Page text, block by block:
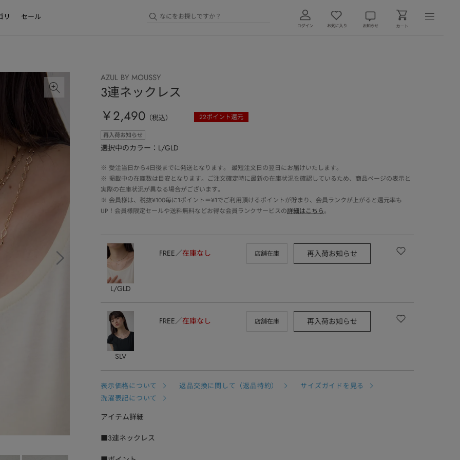
リ セール
AZUL BY MOUSSY
3連ネックレス
￥2,490 （税込） 22ポイント還元
再入荷お知らせ
選択中のカラー：L/GLD
※ 受注当日から4日後までに発送となります。 最短注文日の翌日にお届けいたします。
※ 掲載中の在庫数は目安となります。ご注文確定時に最新の在庫状況を確認しているため、商品ページの表示と
実際の在庫状況が異なる場合がございます。
※ 会員様は、税抜¥100毎に1ポイント＝¥1でご利用頂けるポイントが貯まり、会員ランクが上がると還元率も
UP！会員様限定セールや送料無料などお得な会員ランクサービスの詳細はこちら。
L/GLD
FREE 在庫なし 店舗在庫 再入荷お知らせ
SLV
FREE 在庫なし 店舗在庫 再入荷お知らせ
表示価格について 返品交換に関して（返品特約）
サイズガイドを見る
洗濯表記について
アイテム詳細
■3連ネックレス